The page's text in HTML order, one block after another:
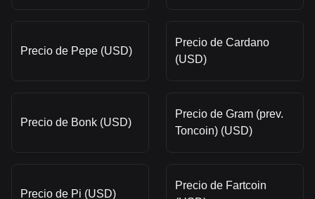
Precio de Pepe (USD)
Precio de Cardano
(USD)
Precio de Bonk (USD)
Precio de Gram (prev.
Toncoin) (USD)
Precio de Pi (USD)
Precio de Fartcoin